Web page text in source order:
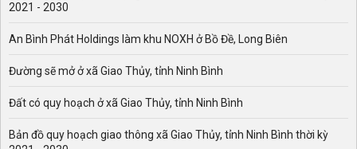
2021 - 2030
An Bình Phát Holdings làm khu NOXH ở Bồ Đề, Long Biên
Đường sẽ mở ở xã Giao Thủy, tỉnh Ninh Bình
Đất có quy hoạch ở xã Giao Thủy, tỉnh Ninh Bình
Bản đồ quy hoạch giao thông xã Giao Thủy, tỉnh Ninh Bình thời kỳ